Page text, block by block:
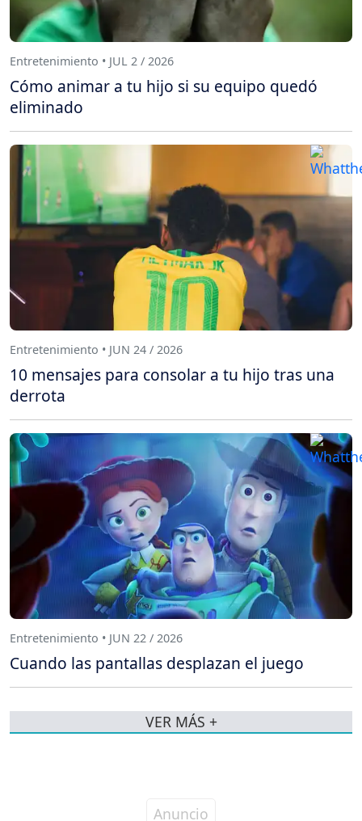
Entretenimiento • JUL 2 / 2026
Cómo animar a tu hijo si su equipo quedó
eliminado
Entretenimiento • JUN 24 / 2026
10 mensajes para consolar a tu hijo tras una
derrota
Entretenimiento • JUN 22 / 2026
Cuando las pantallas desplazan el juego
VER MÁS +